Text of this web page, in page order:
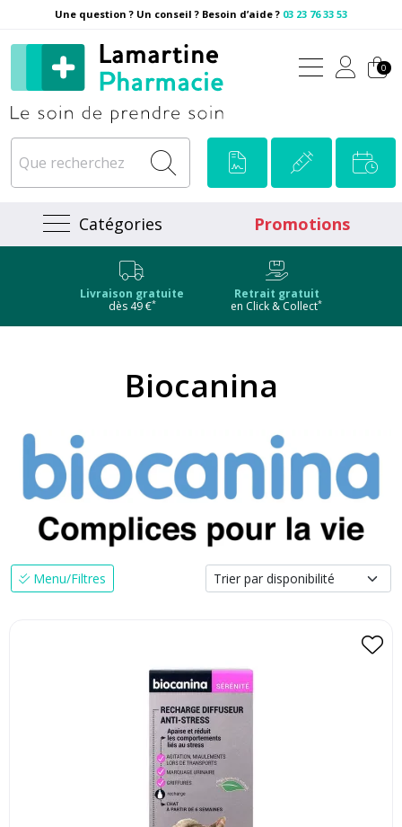
Une question ? Un conseil ? Besoin d’aide ? 03 23 76 33 53
Pharmacie Lamartine
0
Catégories Promotions
Livraison gratuite
dès 49 €*
Retrait gratuit
en Click & Collect*
Biocanina
Menu/Filtres